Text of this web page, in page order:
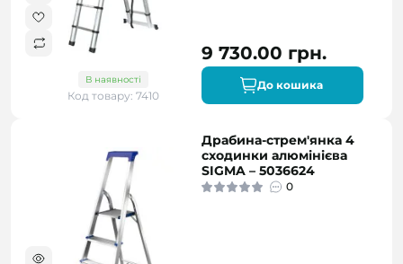
В наявності
Код товару: 7410
9 730.00 грн.
До кошика
Драбина-стрем'янка 4
сходинки алюмінієва
SIGMA – 5036624
0